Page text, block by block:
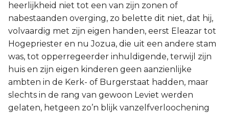
heerlijkheid niet tot een van zijn zonen of
nabestaanden overging, zo belette dit niet, dat hij,
volvaardig met zijn eigen handen, eerst Eleazar tot
Hogepriester en nu Jozua, die uit een andere stam
was, tot opperregeerder inhuldigende, terwijl zijn
huis en zijn eigen kinderen geen aanzienlijke
ambten in de Kerk- of Burgerstaat hadden, maar
slechts in de rang van gewoon Leviet werden
gelaten, hetgeen zo’n blijk vanzelfverloochening